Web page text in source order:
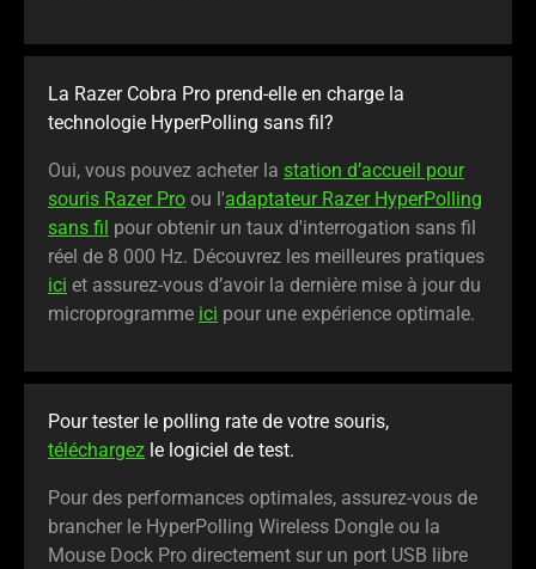
La Razer Cobra Pro prend-elle en charge la
technologie HyperPolling sans fil?
Oui, vous pouvez acheter la station d’accueil pour
souris Razer Pro ou l'adaptateur Razer HyperPolling
sans fil pour obtenir un taux d'interrogation sans fil
réel de 8 000 Hz. Découvrez les meilleures pratiques
ici et assurez-vous d’avoir la dernière mise à jour du
microprogramme ici pour une expérience optimale.
Pour tester le polling rate de votre souris,
téléchargez le logiciel de test.
Pour des performances optimales, assurez-vous de
brancher le HyperPolling Wireless Dongle ou la
Mouse Dock Pro directement sur un port USB libre